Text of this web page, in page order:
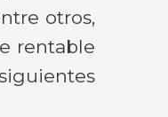
otros,
rentable